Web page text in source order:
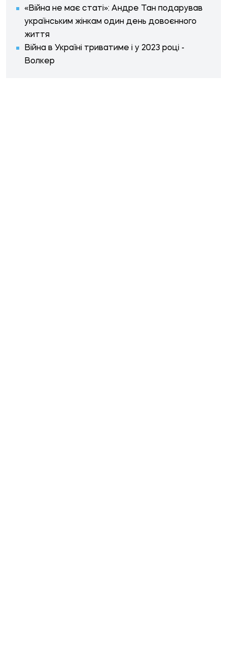
«Війна не має статі»: Андре Тан подарував
українським жінкам один день довоєнного
життя
Війна в Україні триватиме і у 2023 році -
Волкер